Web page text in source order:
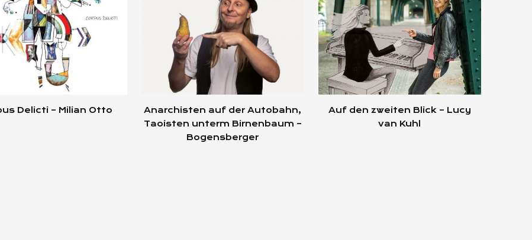
Delicti – Milian Otto
Anarchisten auf der Autobahn,
Taoisten unterm Birnenbaum –
Bogensberger
Auf den zweiten Blick – Lucy
van Kuhl